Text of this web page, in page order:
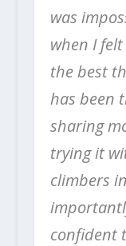
was
when I
the best
has been
sharing
trying it
climbers
confident